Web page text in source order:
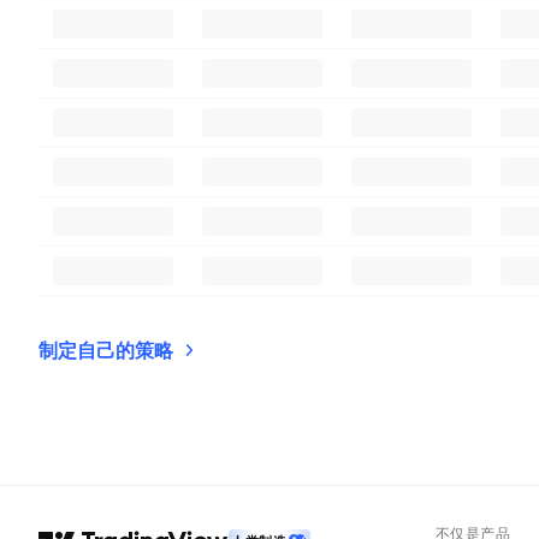
制定自己的策略
不仅是产品